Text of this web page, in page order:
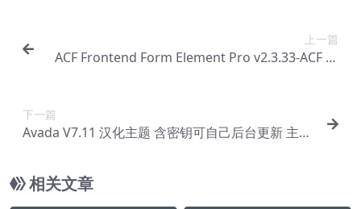
上一篇
ACF Frontend Form Element Pro v2.3.33-ACF 和
下一篇
Avada V7.11 汉化主题 含密钥可自己后台更新 主题
相关文章